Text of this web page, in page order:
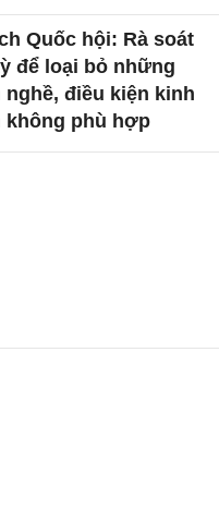
Quốc hội: Rà soát
để loại bỏ những
nghề, điều kiện kinh
không phù hợp